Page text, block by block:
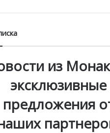
из
эксклюзивные
предложения